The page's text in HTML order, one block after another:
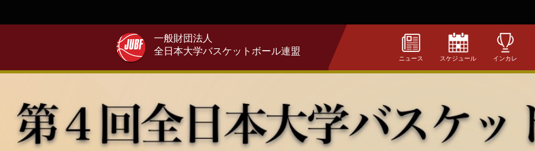
一般財団法人
全日本大学バスケットボール連盟
ニュース スケジュール インカレ